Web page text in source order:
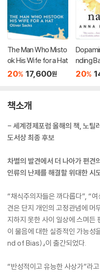
The Man Who Misto
ok His Wife for a Hat
20% 17,600원
nding
Age of
20%
책소개
- 세계경제포럼 올해의 책, 노틸
도서상 최종 후보
차별의 발견에서 더 나아가 편견
인류의 난제를 해결할 위대한 시
“채식주의자들은 까다롭다”, “
견은 단지 개인의 고정관념에 머
지하지 못한 사이 일상에 스며든
이 물음에 대한 실증적인 가능성
nd of Bias)』이 출간되었다.
“반성적이고 유능한 사상가”라